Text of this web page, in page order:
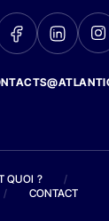
QUOI ?
/
/ CONTACT